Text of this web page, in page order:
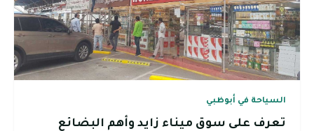
السياحة في أبوظبي
تعرف على سوق ميناء زايد وأهم البضائع